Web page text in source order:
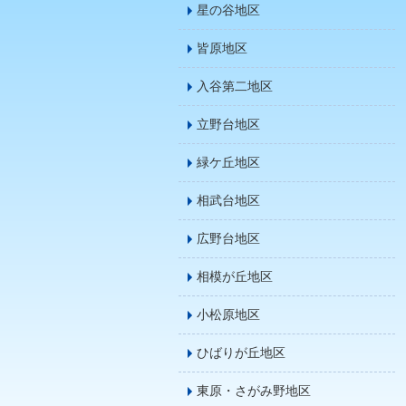
星の谷地区
皆原地区
入谷第二地区
立野台地区
緑ケ丘地区
相武台地区
広野台地区
相模が丘地区
小松原地区
ひばりが丘地区
東原・さがみ野地区